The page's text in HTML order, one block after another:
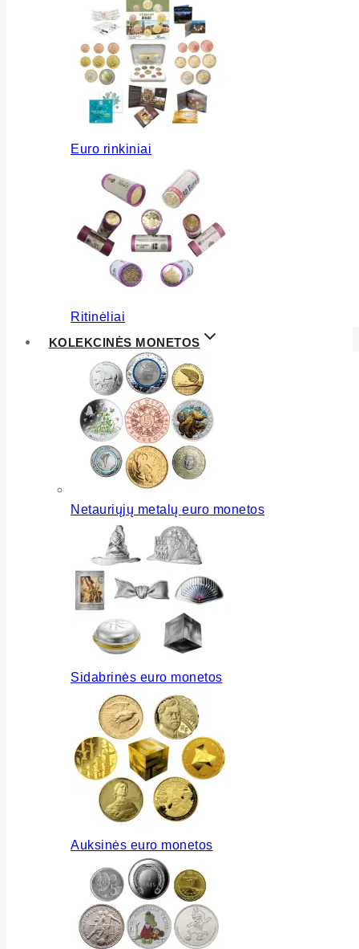
Euro rinkiniai
Ritinėliai
KOLEKCINĖS MONETOS
Netauriųjų metalų euro monetos
Sidabrinės euro monetos
Auksinės euro monetos